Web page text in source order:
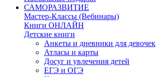
САМОРАЗВИТИЕ
Мастер-Классы (Вебинары)
Книги ОНЛАЙН
Детские книги
Анкеты и дневники для девочек
Атласы и карты
Досуг и увлечения детей
ЕГЭ и ОГЭ